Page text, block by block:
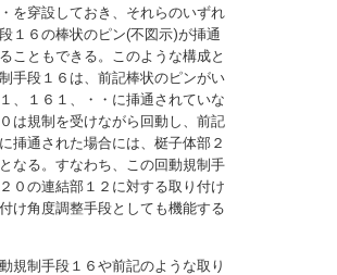
を穿設しておき、それらのいずれ
１６の棒状のピン(不図示)が挿通
こともできる。このような構成と
手段１６は、前記棒状のピンがい
、１６１、・・に挿通されていな
は規制を受けながら回動し、前記
挿通された場合には、梃子体部２
なる。すなわち、この回動規制手
０の連結部１２に対する取り付け
け角度調整手段としても機能する
規制手段１６や前記のような取り